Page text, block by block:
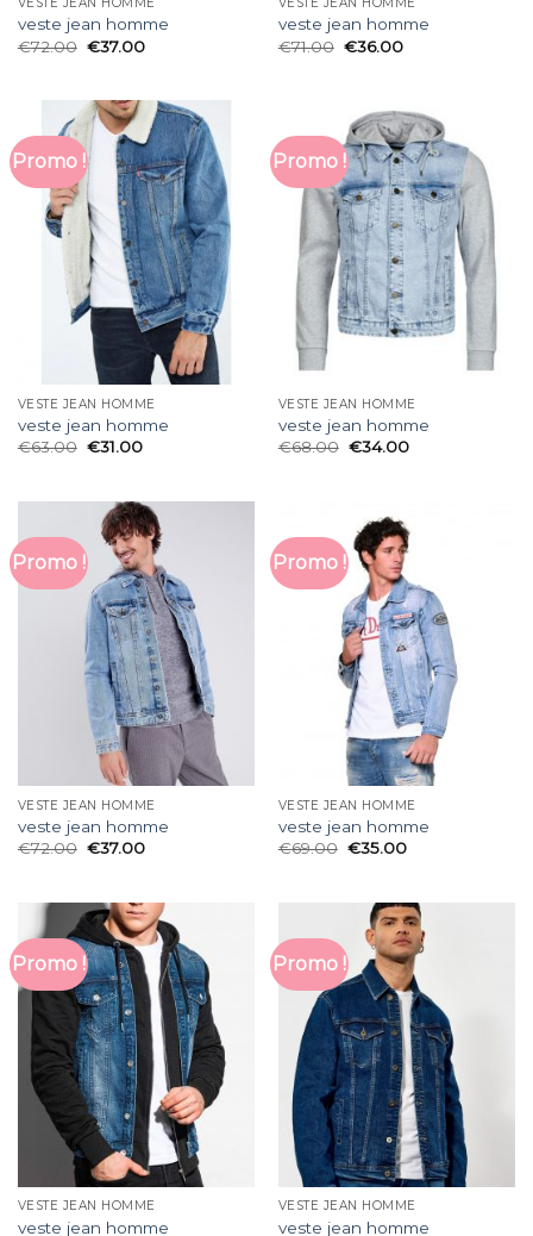
veste jean homme
€72.00 €37.00
veste jean homme
€71.00 €36.00
Promo !
VESTE JEAN HOMME
veste jean homme
€63.00 €31.00
Promo !
VESTE JEAN HOMME
veste jean homme
€68.00 €34.00
Promo !
VESTE JEAN HOMME
veste jean homme
€72.00 €37.00
Promo !
VESTE JEAN HOMME
veste jean homme
€69.00 €35.00
Promo !
VESTE JEAN HOMME
veste jean homme
Promo !
VESTE JEAN HOMME
veste jean homme